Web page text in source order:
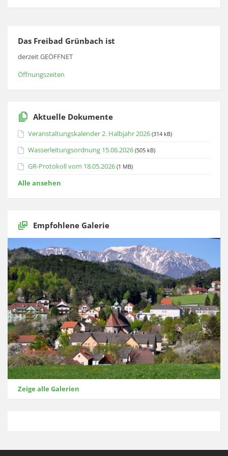
Das Freibad Grünbach ist
derzeit GEÖFFNET
Öffnungszeiten
Aktuelle Dokumente
Veranstaltungskalender 2. Halbjahr 2026 (314 kB)
Wasserleitungsordnung 15.06.2026 (505 kB)
GR-Protokoll vom 18.05.2026 (1 MB)
Alle ansehen
Empfohlene Galerie
Zeige alle Galerien